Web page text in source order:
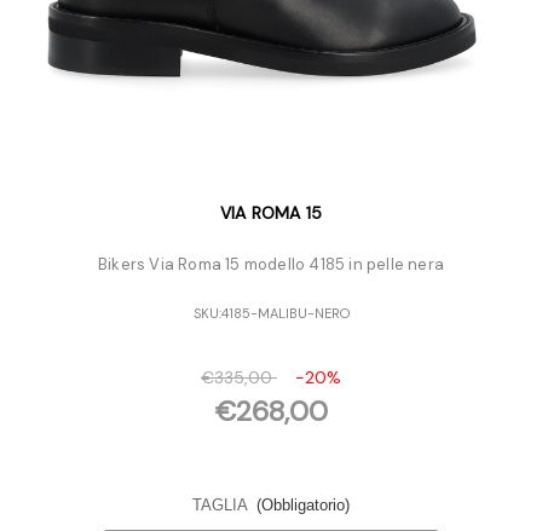
VIA ROMA 15
Bikers Via Roma 15 modello 4185 in pelle nera
SKU:4185-MALIBU-NERO
€335,00 -20%
€268,00
TAGLIA (Obbligatorio)